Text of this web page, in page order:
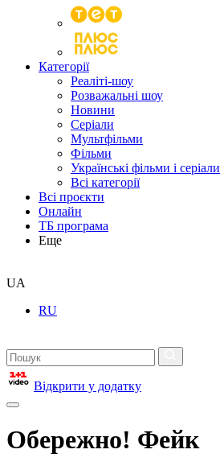
Категорії
Реаліті-шоу
Розважальні шоу
Новини
Серіали
Мультфільми
Фільми
Українські фільми і серіали
Всі категорії
Всі проєкти
Онлайн
ТБ програма
Еще
UA
RU
Відкрити у додатку
Обережно! Фейк